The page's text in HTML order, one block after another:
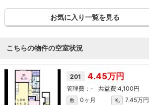
お気に入り一覧を見る
こちらの物件の空室状況
201 4.45万円
- 4,100円
敷 0ヶ月 礼
7.45万円